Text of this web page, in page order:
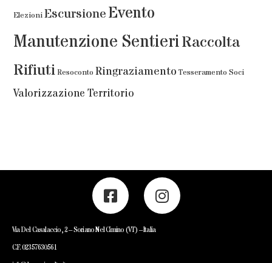
Elezioni EscursioneEvento
Manutenzione SentieriRaccolta
Rifiuti Resoconto Ringraziamento Tesseramento Soci
Valorizzazione Territorio
Via Del Casalaccio, 2 – Soriano Nel Cimino (VT) – Italia
C.F. 02357630561